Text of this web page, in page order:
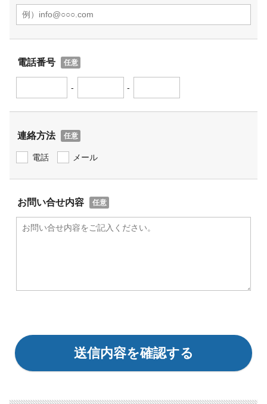
電話番号
- -
連絡方法
電話 メール
お問い合せ内容